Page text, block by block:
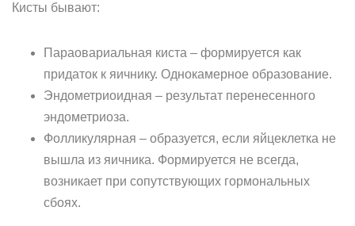
Кисты бывают:
Параовариальная киста – формируется как
придаток к яичнику. Однокамерное образование.
Эндометриоидная – результат перенесенного
эндометриоза.
Фолликулярная – образуется, если яйцеклетка не
вышла из яичника. Формируется не всегда,
возникает при сопутствующих гормональных
сбоях.